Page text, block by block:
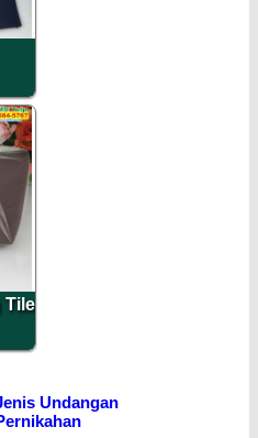
Tile
Undangan